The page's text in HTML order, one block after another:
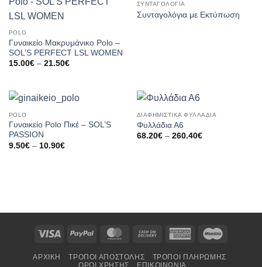
POLO
Γυναικείο Μακρυμάνικο Polo –
SOL’S PERFECT LSL WOMEN
15.00€ – 21.50€Price
21.50€
ΣΥΝΤΑΓΟΛΟΓΙΑ
Συνταγολόγια με Εκτύπωση
POLO
Γυναικείο Polo Πικέ – SOL’S
PASSION
9.50€ – 10.90€Price
ΔΙΑΦΗΜΙΣΤΙΚΑ ΦΥΛΛΑΔΙΑ
Φυλλάδια Α6
68.20€ – 260.40€Price
Visa PayPal MasterCardCash
Delivery
American
ΑΡΧΙΚΉ ΤΡΌΠΟΙ ΑΠΟΣΤΟΛΉΣ
ΤΡΌΠΟΙ ΠΛΗΡΩΜΉΣ